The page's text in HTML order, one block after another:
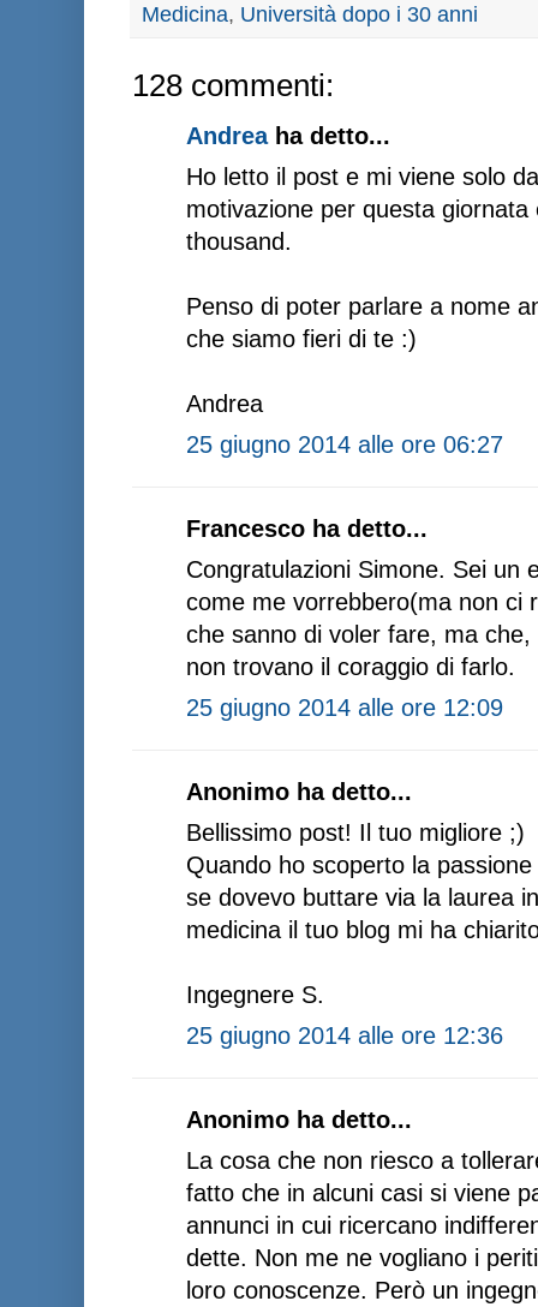
Medicina, Università dopo i 30 anni
128 commenti:
Andreaha detto...
Ho letto il post e mi viene solo
motivazione per questa
thousand.
Penso di poter parlare a nome
che siamo fieri di te :)
Andrea
25 giugno 2014 alle ore 06:27
Francesco ha detto...
Congratulazioni Simone. Sei un
come me vorrebbero(ma non ci
che sanno di voler fare, ma
non trovano il coraggio di farlo.
25 giugno 2014 alle ore 12:09
Anonimo ha detto...
Bellissimo post! Il tuo migliore ;)
Quando ho scoperto la
se dovevo buttare via la laurea
medicina il tuo blog mi ha
Ingegnere S.
25 giugno 2014 alle ore 12:36
Anonimo ha detto...
La cosa che non riesco a
fatto che in alcuni casi si viene
annunci in cui ricercano
dette. Non me ne vogliano i
loro conoscenze. Però un